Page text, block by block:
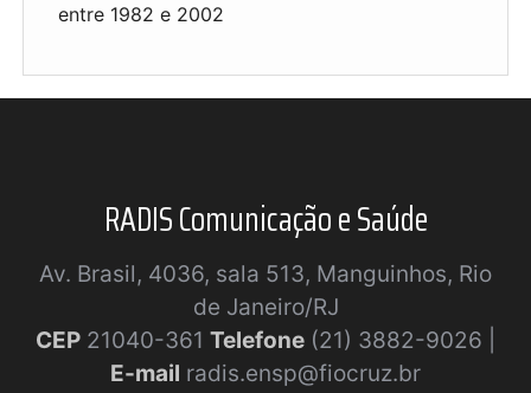
entre 1982 e 2002
RADIS Comunicação e Saúde
Av. Brasil, 4036, sala 513, Manguinhos, Rio
de Janeiro/RJ
CEP 21040-361 Telefone (21) 3882-9026 |
E-mail radis.ensp@fiocruz.br